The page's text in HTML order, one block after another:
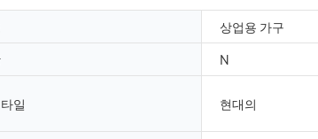
상업용 가구
N
일 현대의